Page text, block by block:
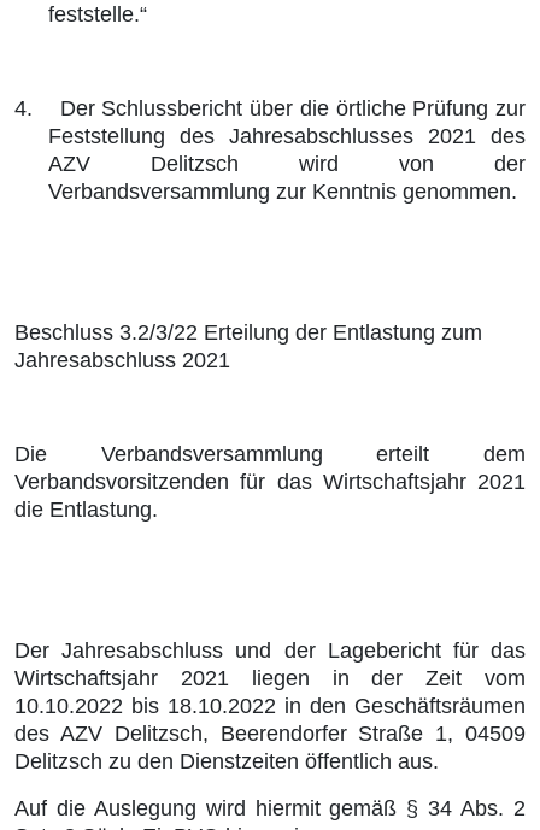
feststelle.“
4.
Der Schlussbericht über die örtliche Prüfung zur
Feststellung des Jahresabschlusses 2021 des
AZV Delitzsch wird von der
Verbandsversammlung zur Kenntnis genommen.
Beschluss 3.2/3/22 Erteilung der Entlastung zum
Jahresabschluss 2021
Die Verbandsversammlung erteilt dem
Verbandsvorsitzenden für das Wirtschaftsjahr 2021
die Entlastung.
Der Jahresabschluss und der Lagebericht für das
Wirtschaftsjahr 2021 liegen in der Zeit vom
10.10.2022 bis 18.10.2022 in den Geschäftsräumen
des AZV Delitzsch, Beerendorfer Straße 1, 04509
Delitzsch zu den Dienstzeiten öffentlich aus.
Auf die Auslegung wird hiermit gemäß § 34 Abs. 2